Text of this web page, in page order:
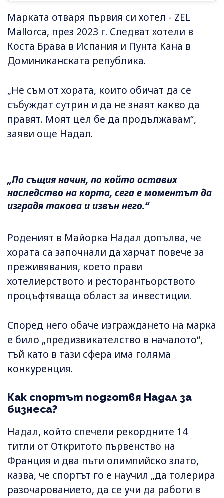
Марката отваря първия си хотел - ZEL
Mallorca, през 2023 г. Следват хотели в
Коста Брава в Испания и Пунта Кана в
Доминиканската република.
„Не съм от хората, които обичат да се
събуждат сутрин и да не знаят какво да
правят. Моят цел бе да продължавам“,
заяви още Надал.
„По същия начин, по който оставих
наследство на корта, сега е моментът да
изградя такова и извън него.“
Роденият в Майорка Надал допълва, че
хората са започнали да харчат повече за
преживявания, което прави
хотелиерството и ресторантьорството
процъфтяваща област за инвестиции.
Според него обаче изграждането на марка
е било „предизвикателство в началото“,
тъй като в тази сфера има голяма
конкуренция.
Как спортът подготвя Надал за
бизнеса?
Надал, който спечели рекордните 14
титли от Откритото първенство на
Франция и два пъти олимпийско злато,
казва, че спортът го е научил „да толерира
разочарованието, да се учи да работи в